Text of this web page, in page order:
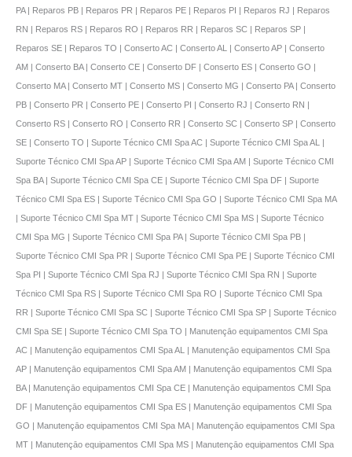
PA | Reparos PB | Reparos PR | Reparos PE | Reparos PI | Reparos RJ | Reparos
RN | Reparos RS | Reparos RO | Reparos RR | Reparos SC | Reparos SP |
Reparos SE | Reparos TO | Conserto AC | Conserto AL | Conserto AP | Conserto
AM | Conserto BA | Conserto CE | Conserto DF | Conserto ES | Conserto GO |
Conserto MA | Conserto MT | Conserto MS | Conserto MG | Conserto PA | Conserto
PB | Conserto PR | Conserto PE | Conserto PI | Conserto RJ | Conserto RN |
Conserto RS | Conserto RO | Conserto RR | Conserto SC | Conserto SP | Conserto
SE | Conserto TO | Suporte Técnico CMI Spa AC | Suporte Técnico CMI Spa AL |
Suporte Técnico CMI Spa AP | Suporte Técnico CMI Spa AM | Suporte Técnico CMI
Spa BA | Suporte Técnico CMI Spa CE | Suporte Técnico CMI Spa DF | Suporte
Técnico CMI Spa ES | Suporte Técnico CMI Spa GO | Suporte Técnico CMI Spa MA
| Suporte Técnico CMI Spa MT | Suporte Técnico CMI Spa MS | Suporte Técnico
CMI Spa MG | Suporte Técnico CMI Spa PA | Suporte Técnico CMI Spa PB |
Suporte Técnico CMI Spa PR | Suporte Técnico CMI Spa PE | Suporte Técnico CMI
Spa PI | Suporte Técnico CMI Spa RJ | Suporte Técnico CMI Spa RN | Suporte
Técnico CMI Spa RS | Suporte Técnico CMI Spa RO | Suporte Técnico CMI Spa
RR | Suporte Técnico CMI Spa SC | Suporte Técnico CMI Spa SP | Suporte Técnico
CMI Spa SE | Suporte Técnico CMI Spa TO | Manutençāo equipamentos CMI Spa
AC | Manutençāo equipamentos CMI Spa AL | Manutençāo equipamentos CMI Spa
AP | Manutençāo equipamentos CMI Spa AM | Manutençāo equipamentos CMI Spa
BA | Manutençāo equipamentos CMI Spa CE | Manutençāo equipamentos CMI Spa
DF | Manutençāo equipamentos CMI Spa ES | Manutençāo equipamentos CMI Spa
GO | Manutençāo equipamentos CMI Spa MA | Manutençāo equipamentos CMI Spa
MT | Manutençāo equipamentos CMI Spa MS | Manutençāo equipamentos CMI Spa